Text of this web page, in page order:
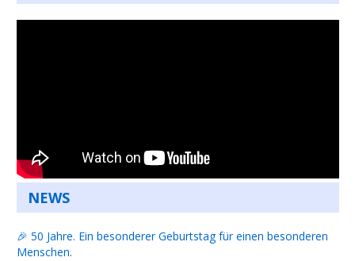
NEWS
🎉 50 Jahre. Ein besonderer Geburtstag für einen besonderen
Menschen.